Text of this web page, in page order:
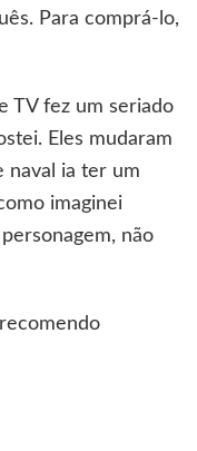
Para comprá-lo,
TV fez um seriado
Eles mudaram
naval ia ter um
imaginei
não